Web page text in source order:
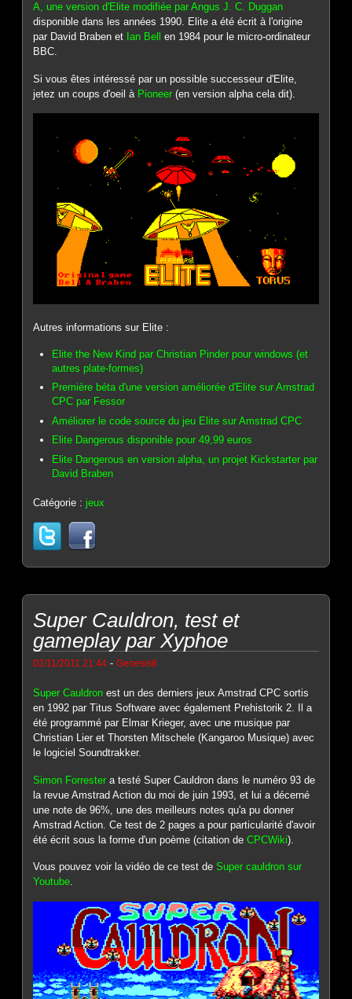
A, une version d'Elite modifiée par Angus J. C. Duggan
disponible dans les années 1990. Elite a été écrit à l'origine
par David Braben et Ian Bell
en 1984 pour le micro-ordinateur
BBC.
Si vous êtes intéressé par un possible successeur d'Elite,
jetez un coups d'oeil à Pioneer (en version alpha cela dit).
Autres informations sur Elite :
Elite the New Kind par Christian Pinder pour windows (et
autres plate-formes)
Première béta d'une version améliorée d'Elite sur Amstrad
CPC par Fessor
Améliorer le code source du jeu Elite sur Amstrad CPC
Elite Dangerous disponible pour 49,99 euros
Elite Dangerous en version alpha, un projet Kickstarter par
David Braben
Catégorie :jeux
Super Cauldron, test et
gameplay par Xyphoe
02/11/2011 21:44 -Genesis8
Super Cauldron est un des derniers jeux Amstrad CPC sortis
en 1992 par Titus Software avec également Prehistorik 2. Il a
été programmé par Elmar Krieger, avec une musique par
Christian Lier et Thorsten Mitschele (Kangaroo Musique) avec
le logiciel Soundtrakker.
Simon Forrester a testé Super Cauldron dans le numéro 93 de
la revue Amstrad Action du moi de juin 1993, et lui a décerné
une note de 96%, une des meilleurs notes qu'a pu donner
Amstrad Action. Ce test de 2 pages a pour particularité d'avoir
été écrit sous la forme d'un poème (citation deCPCWiki).
Vous pouvez voir la vidéo de ce test deSuper cauldron sur
Youtube.